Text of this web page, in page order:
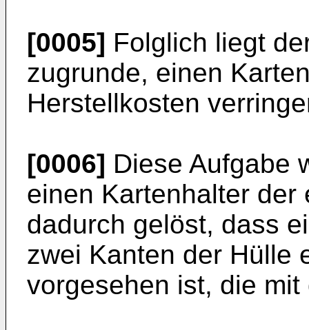
[0005] Folglich liegt
zugrunde, einen
Herstellkosten
[0006] Diese Aufgabe
einen Kartenhalter der
dadurch gelöst, dass
zwei Kanten der Hülle
vorgesehen ist, die